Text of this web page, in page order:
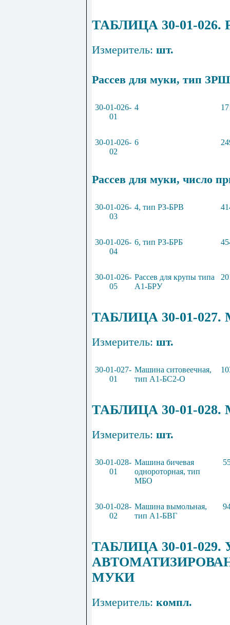
ТАБЛИЦА 30-01-
Измеритель: шт.
Рассев для муки, тип
30-01-026-
01
4
30-01-026-
02
6
Рассев для муки, число
30-01-026-
03
4, тип РЗ-БРВ
30-01-026-
04
6, тип РЗ-БРБ
30-01-026-
05
Рассев для крупы типа
А1-БРУ
ТАБЛИЦА 30-01-
Измеритель: шт.
30-01-027-
01
Машина ситовеечная,
тип А1-БС2-О
ТАБЛИЦА 30-01-
Измеритель: шт.
30-01-028-
01
Машина бичевая
однороторная, тип
МБО
30-01-028-
02
Машина вымольная,
тип А1-БВГ
ТАБЛИЦА 30-01-
МУКИ
Измеритель: компл.